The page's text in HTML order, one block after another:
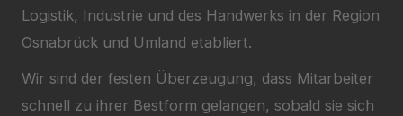
Logistik, Industrie und des Handwerks in der Region
Osnabrück und Umland etabliert.
Wir sind der festen Überzeugung, dass Mitarbeiter
schnell zu ihrer Bestform gelangen, sobald sie sich